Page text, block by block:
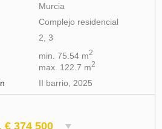
Murcia
Complejo residencial
2, 3
min. 75.54 m2
max. 122.7 m2
II barrio, 2025
€ 374 500